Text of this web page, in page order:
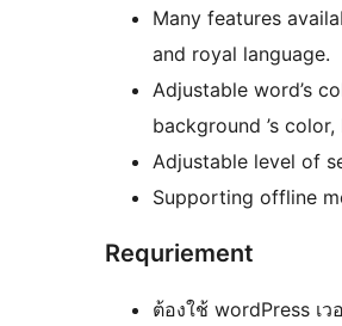
Many features
and royal language.
Adjustable word’s
background ’s color,
Adjustable level of
Supporting offline
Requriement
ต้องใช้ wordPress เ